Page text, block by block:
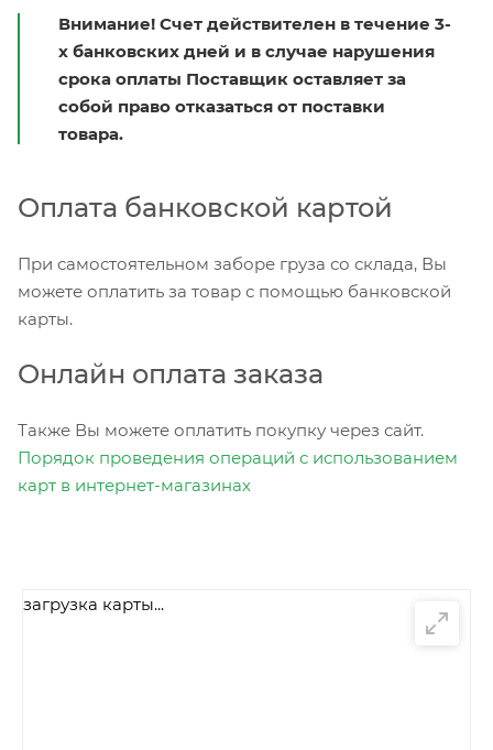
Внимание! Счет действителен в течение 3-
х банковских дней и в случае нарушения
срока оплаты Поставщик оставляет за
собой право отказаться от поставки
товара.
Оплата банковской картой
При самостоятельном заборе груза со склада, Вы
можете оплатить за товар с помощью банковской
карты.
Онлайн оплата заказа
Также Вы можете оплатить покупку через сайт.
Порядок проведения операций с использованием
карт в интернет-магазинах
загрузка карты...